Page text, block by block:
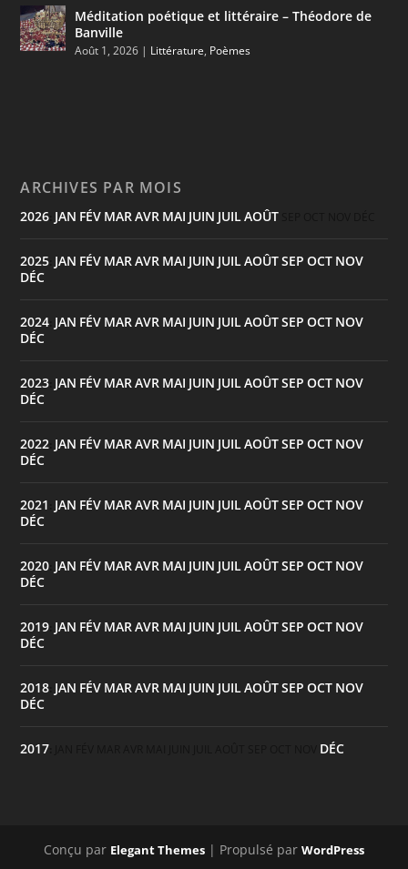
Méditation poétique et littéraire – Théodore de
Banville
Août 1, 2026 | Littérature, Poèmes
ARCHIVES PAR MOIS
2026 JAN FÉV MARAVR MAI JUIN JUILAOÛT
2025 JAN FÉV MARAVR MAI JUIN JUILAOÛTSEP OCT NOV
DÉC
2024 JAN FÉV MARAVR MAI JUIN JUILAOÛTSEP OCT NOV
DÉC
2023 JAN FÉV MARAVR MAI JUIN JUILAOÛTSEP OCT NOV
DÉC
2022 JAN FÉV MARAVR MAI JUIN JUILAOÛTSEP OCT NOV
DÉC
2021 JAN FÉV MARAVR MAI JUIN JUILAOÛTSEP OCT NOV
DÉC
2020 JAN FÉV MARAVR MAI JUIN JUILAOÛTSEP OCT NOV
DÉC
2019 JAN FÉV MARAVR MAI JUIN JUILAOÛTSEP OCT NOV
DÉC
2018 JAN FÉV MARAVR MAI JUIN JUILAOÛTSEP OCT NOV
DÉC
2017 DÉC
Conçu par Elegant Themes | Propulsé par WordPress